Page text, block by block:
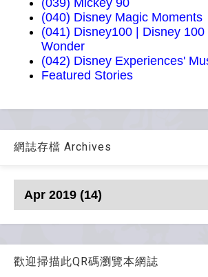
(040) Disney Magic Moments
(041) Disney100 | Disney 100
Wonder
(042) Disney Experiences'
Featured Stories
網誌存檔 Archives
歡迎掃描此QR碼瀏覽本網誌